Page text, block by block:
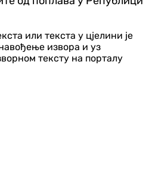
или текста у цјелини је
извора и уз
тексту на порталу